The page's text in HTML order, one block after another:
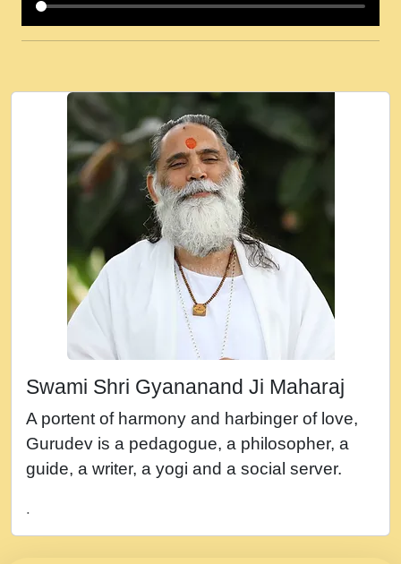
कई पकड क मर हथ र मह वदवन पहच दय! मह जन
Ki - Krishna Bhajan - New Bhajan 2020
#Ishwar Bhakti.mp3
जब से गीता ज्ञान पाया मैं बड़ी मस्ती में हूँ । 2018 -
Rishikesh - Ratan Ji Rasik.mp3
तन हल दल द सनव मड उतत सर रख क, नल रव त
गल लग जव त सर उतत हथ रख द!.mp3
तू कर प्रीतम से प्रीत, यूहीं दिन बीतते जाते हैं ।
2018 - Rishikesh - Swami Gyananand Ji
Maharaj.mp3
न म गवद गपल गद फर, पयर महन न रझद फर! shri
नह भरस रह लडडल... अपन खट करम क !!!! मह दद
सहर चरण क .....mp3
बगड नसब कसन सवर तर बगर Shri ravinandan
shastri ji maharaj.mp3
Swami Shri Gyananand Ji Maharaj
A portent of harmony and harbinger of love,
Gurudev is a pedagogue, a philosopher, a
guide, a writer, a yogi and a social server.
.